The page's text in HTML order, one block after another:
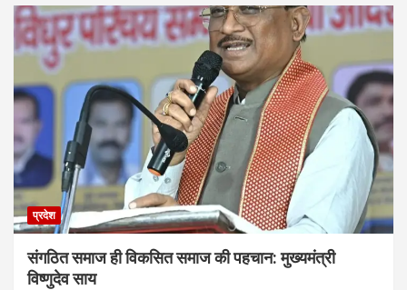
प्रदेश
संगठित समाज ही विकसित समाज की पहचान: मुख्यमंत्री
विष्णुदेव साय